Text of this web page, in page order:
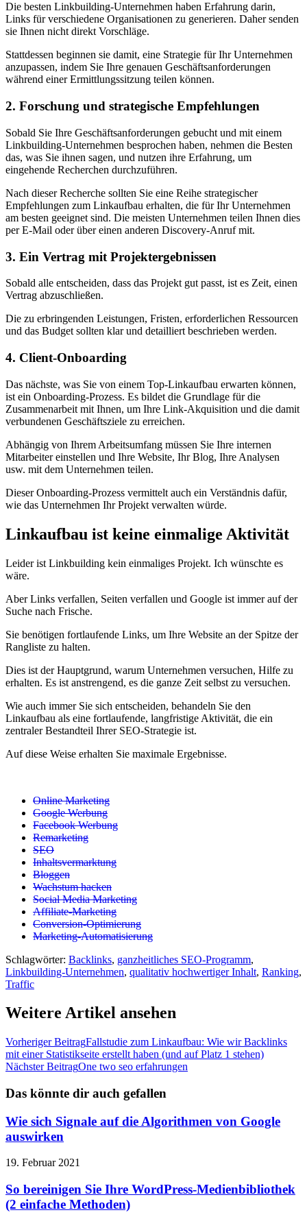
Die besten Linkbuilding-Unternehmen haben Erfahrung darin,
Links für verschiedene Organisationen zu generieren. Daher senden
sie Ihnen nicht direkt Vorschläge.
Stattdessen beginnen sie damit, eine Strategie für Ihr Unternehmen
anzupassen, indem Sie Ihre genauen Geschäftsanforderungen
während einer Ermittlungssitzung teilen können.
2. Forschung und strategische Empfehlungen
Sobald Sie Ihre Geschäftsanforderungen gebucht und mit einem
Linkbuilding-Unternehmen besprochen haben, nehmen die Besten
das, was Sie ihnen sagen, und nutzen ihre Erfahrung, um
eingehende Recherchen durchzuführen.
Nach dieser Recherche sollten Sie eine Reihe strategischer
Empfehlungen zum Linkaufbau erhalten, die für Ihr Unternehmen
am besten geeignet sind. Die meisten Unternehmen teilen Ihnen dies
per E-Mail oder über einen anderen Discovery-Anruf mit.
3. Ein Vertrag mit Projektergebnissen
Sobald alle entscheiden, dass das Projekt gut passt, ist es Zeit, einen
Vertrag abzuschließen.
Die zu erbringenden Leistungen, Fristen, erforderlichen Ressourcen
und das Budget sollten klar und detailliert beschrieben werden.
4. Client-Onboarding
Das nächste, was Sie von einem Top-Linkaufbau erwarten können,
ist ein Onboarding-Prozess. Es bildet die Grundlage für die
Zusammenarbeit mit Ihnen, um Ihre Link-Akquisition und die damit
verbundenen Geschäftsziele zu erreichen.
Abhängig von Ihrem Arbeitsumfang müssen Sie Ihre internen
Mitarbeiter einstellen und Ihre Website, Ihr Blog, Ihre Analysen
usw. mit dem Unternehmen teilen.
Dieser Onboarding-Prozess vermittelt auch ein Verständnis dafür,
wie das Unternehmen Ihr Projekt verwalten würde.
Linkaufbau ist keine einmalige Aktivität
Leider ist Linkbuilding kein einmaliges Projekt. Ich wünschte es
wäre.
Aber Links verfallen, Seiten verfallen und Google ist immer auf der
Suche nach Frische.
Sie benötigen fortlaufende Links, um Ihre Website an der Spitze der
Rangliste zu halten.
Dies ist der Hauptgrund, warum Unternehmen versuchen, Hilfe zu
erhalten. Es ist anstrengend, es die ganze Zeit selbst zu versuchen.
Wie auch immer Sie sich entscheiden, behandeln Sie den
Linkaufbau als eine fortlaufende, langfristige Aktivität, die ein
zentraler Bestandteil Ihrer SEO-Strategie ist.
Auf diese Weise erhalten Sie maximale Ergebnisse.
Online Marketing
Google Werbung
Facebook Werbung
Remarketing
SEO
Inhaltsvermarktung
Bloggen
Wachstum hacken
Social Media Marketing
Affiliate-Marketing
Conversion-Optimierung
Marketing-Automatisierung
Schlagwörter: Backlinks, ganzheitliches SEO-Programm,
Linkbuilding-Unternehmen, qualitativ hochwertiger Inhalt, Ranking,
Traffic
Weitere Artikel ansehen
Vorheriger BeitragFallstudie zum Linkaufbau: Wie wir Backlinks
mit einer Statistikseite erstellt haben (und auf Platz 1 stehen)
Nächster BeitragOne two seo erfahrungen
Das könnte dir auch gefallen
Wie sich Signale auf die Algorithmen von Google
auswirken
19. Februar 2021
So bereinigen Sie Ihre WordPress-Medienbibliothek
(2 einfache Methoden)